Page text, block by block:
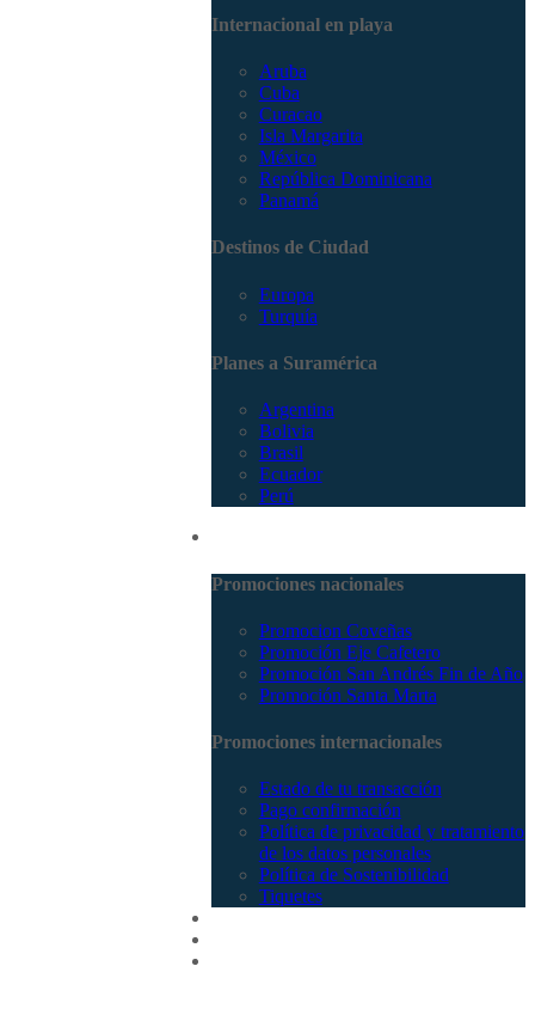
Internacional en playa
Aruba
Cuba
Curacao
Isla Margarita
México
República Dominicana
Panamá
Destinos de Ciudad
Europa
Turquía
Planes a Suramérica
Argentina
Bolivia
Brasil
Ecuador
Perú
Promociones nacionales
Promocion Coveñas
Promoción Eje Cafetero
Promoción San Andrés Fin de Año
Promoción Santa Marta
Promociones internacionales
Estado de tu transacción
Pago confirmación
Política de privacidad y tratamiento
de los datos personales
Política de Sostenibilidad
Tiquetes